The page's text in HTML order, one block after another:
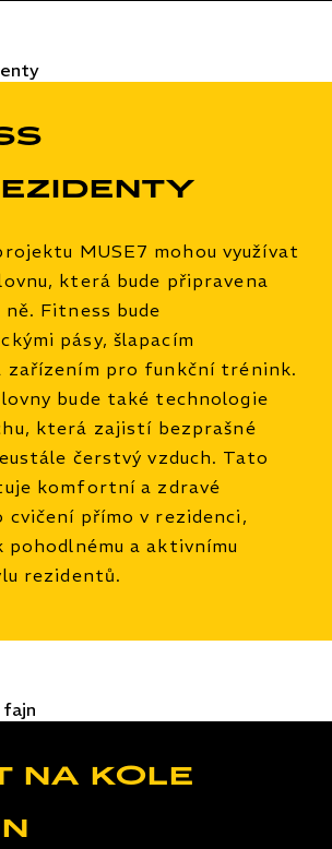
MUSE7 mohou využívat
která bude připravena
Fitness bude
pásy, šlapacím
zařízením pro funkční trénink.
bude také technologie
která zajistí bezprašné
čerstvý vzduch. Tato
komfortní a zdravé
cvičení přímo v rezidenci,
pohodlnému a aktivnímu
rezidentů.
na kole